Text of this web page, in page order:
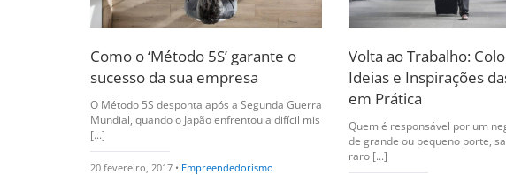
Como o ‘Método 5S’ garante o
sucesso da sua empresa
O Método 5S desponta após a Segunda Guerra
Mundial, quando o Japão enfrentou a difícil mis
[...]
20 fevereiro, 2017 • Empreendedorismo
Volta ao Trabalho:
Ideias e Inspirações
em Prática
Quem é responsável por um
de grande ou pequeno porte,
raro [...]